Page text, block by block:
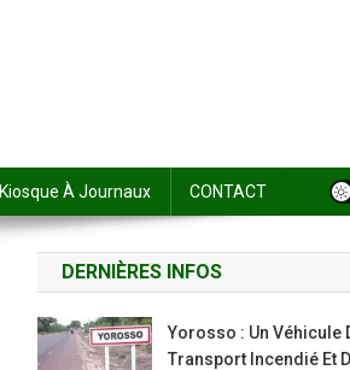
Kiosque À Journaux CONTACT
DERNIÈRES INFOS
Yorosso : Un Véhicule
Transport Incendié Et